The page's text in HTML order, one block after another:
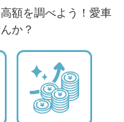
額を調べよう！愛車
か？